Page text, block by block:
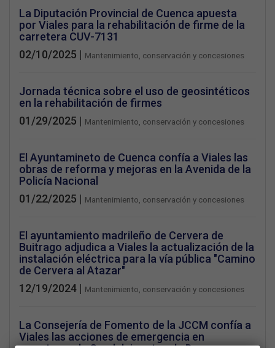
La Diputación Provincial de Cuenca apuesta
por Viales para la rehabilitación de firme de la
carretera CUV-7131
02/10/2025 | Mantenimiento, conservación y concesiones
Jornada técnica sobre el uso de geosintéticos
en la rehabilitación de firmes
01/29/2025 | Mantenimiento, conservación y concesiones
El Ayuntamineto de Cuenca confía a Viales las
obras de reforma y mejoras en la Avenida de la
Policía Nacional
01/22/2025 | Mantenimiento, conservación y concesiones
El ayuntamiento madrileño de Cervera de
Buitrago adjudica a Viales la actualización de la
instalación eléctrica para la vía pública "Camino
de Cervera al Atazar"
12/19/2024 | Mantenimiento, conservación y concesiones
La Consejería de Fomento de la JCCM confía a
Viales las acciones de emergencia en